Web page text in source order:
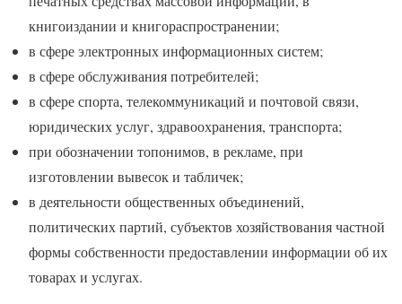
книгоиздании и книгораспространении;
в сфере электронных информационных систем;
в сфере обслуживания потребителей;
в сфере спорта, телекоммуникаций и почтовой связи,
юридических услуг, здравоохранения, транспорта;
при обозначении топонимов, в рекламе, при
изготовлении вывесок и табличек;
в деятельности общественных объединений,
политических партий, субъектов хозяйствования частной
формы собственности предоставлении информации об их
товарах и услугах.